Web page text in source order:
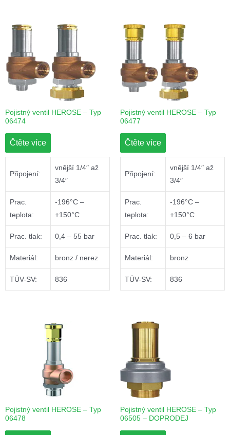
Pojistný ventil HEROSE – Typ
06474
Čtěte více
Připojení:
vnější 1/4″ až
3/4″
Prac.
teplota:
-196°C –
+150°C
Prac. tlak: 0,4 – 55 bar
Materiál: bronz / nerez
TÜV-SV: 836
Pojistný ventil HEROSE – Typ
06477
Čtěte více
Připojení:
vnější 1/4″ až
3/4″
Prac.
teplota:
-196°C –
+150°C
Prac. tlak: 0,5 – 6 bar
Materiál: bronz
TÜV-SV: 836
Pojistný ventil HEROSE – Typ
06478
Pojistný ventil HEROSE – Typ
06505 – DOPRODEJ